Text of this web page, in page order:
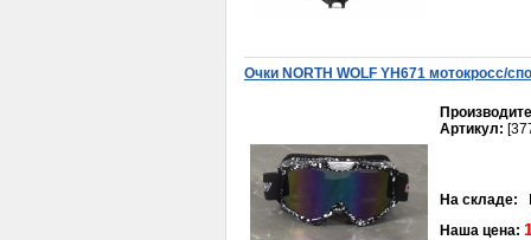
Очки NORTH WOLF YH671 мотокросс/
Артикул:
На складе:
Наша цена: